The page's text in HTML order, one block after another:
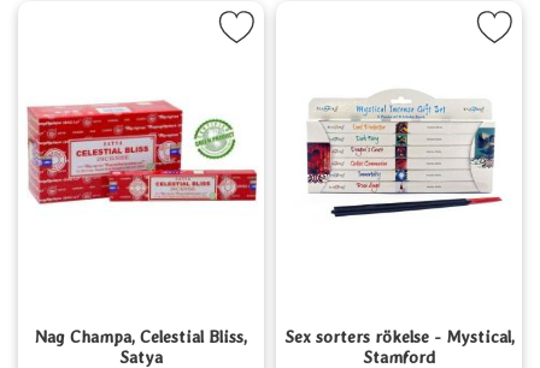
Nag Champa, Celestial Bliss,
Satya
Markera nag Champa, Celestial Bliss, Satya som favorit
Sex sorters rökelse - Mystical,
Stamford
Markera sex sorters rökelse -